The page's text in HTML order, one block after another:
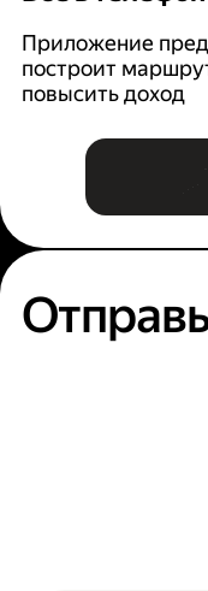
Приложение
построит
повысить доход